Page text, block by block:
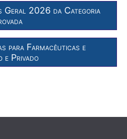
Geral 2026 da Categoria
para Farmacêuticas e
e Privado